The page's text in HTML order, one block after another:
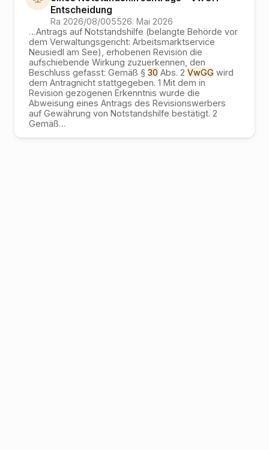
Entscheidung
Ra 2026/08/005526. Mai 2026
…Antrags auf Notstandshilfe (belangte Behörde vor
dem Verwaltungsgericht: Arbeitsmarktservice
Neusiedl am See), erhobenen Revision die
aufschiebende Wirkung zuzuerkennen, den
Beschluss gefasst: Gemäß § 30 Abs. 2 VwGG wird
dem Antragnicht stattgegeben. 1 Mit dem in
Revision gezogenen Erkenntnis wurde die
Abweisung eines Antrags des Revisionswerbers
auf Gewährung von Notstandshilfe bestätigt. 2
Gemäß…